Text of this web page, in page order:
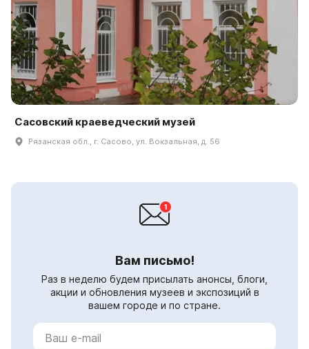
Сасовский краеведческий музей
Рязанская обл., г. Сасово, ул. Вокзальная, д. 56
Вам письмо!
Раз в неделю будем присылать анонсы, блоги,
акции и обновления музеев и экспозиций в
вашем городе и по стране.